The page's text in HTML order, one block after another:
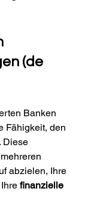
(de
Banken
Fähigkeit, den
Diese
abzielen, Ihre
finanzielle